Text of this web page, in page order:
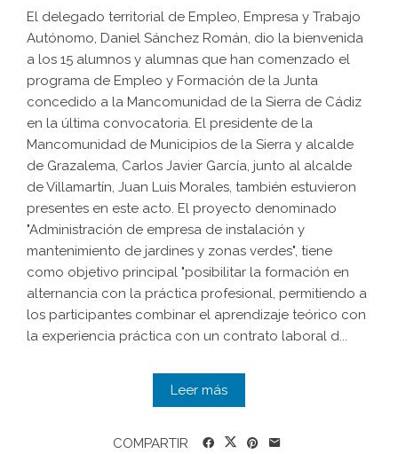
El delegado territorial de Empleo, Empresa y Trabajo
Autónomo, Daniel Sánchez Román, dio la bienvenida
a los 15 alumnos y alumnas que han comenzado el
programa de Empleo y Formación de la Junta
concedido a la Mancomunidad de la Sierra de Cádiz
en la última convocatoria. El presidente de la
Mancomunidad de Municipios de la Sierra y alcalde
de Grazalema, Carlos Javier García, junto al alcalde
de Villamartín, Juan Luis Morales, también estuvieron
presentes en este acto. El proyecto denominado
"Administración de empresa de instalación y
mantenimiento de jardines y zonas verdes", tiene
como objetivo principal "posibilitar la formación en
alternancia con la práctica profesional, permitiendo a
los participantes combinar el aprendizaje teórico con
la experiencia práctica con un contrato laboral d...
Leer más
COMPARTIR